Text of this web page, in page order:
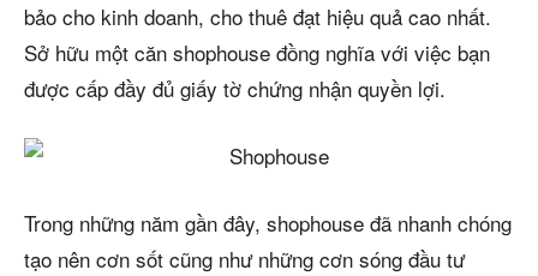
bảo cho kinh doanh, cho thuê đạt hiệu quả cao nhất.
Sở hữu một căn shophouse đồng nghĩa với việc bạn
được cấp đầy đủ giấy tờ chứng nhận quyền lợi.
Trong những năm gần đây, shophouse đã nhanh chóng
tạo nên cơn sốt cũng như những cơn sóng đầu tư